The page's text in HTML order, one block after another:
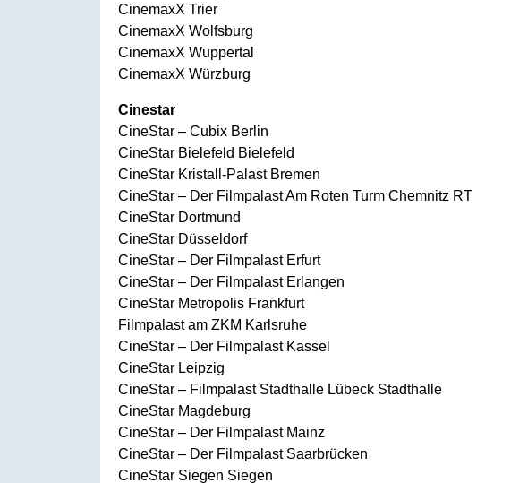
CinemaxX Trier
CinemaxX Wolfsburg
CinemaxX Wuppertal
CinemaxX Würzburg
Cinestar
CineStar – Cubix Berlin
CineStar Bielefeld Bielefeld
CineStar Kristall-Palast Bremen
CineStar – Der Filmpalast Am Roten Turm Chemnitz RT
CineStar Dortmund
CineStar Düsseldorf
CineStar – Der Filmpalast Erfurt
CineStar – Der Filmpalast Erlangen
CineStar Metropolis Frankfurt
Filmpalast am ZKM Karlsruhe
CineStar – Der Filmpalast Kassel
CineStar Leipzig
CineStar – Filmpalast Stadthalle Lübeck Stadthalle
CineStar Magdeburg
CineStar – Der Filmpalast Mainz
CineStar – Der Filmpalast Saarbrücken
CineStar Siegen Siegen